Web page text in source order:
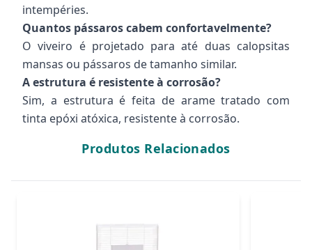
intempéries.
Quantos pássaros cabem confortavelmente?
O viveiro é projetado para até duas calopsitas
mansas ou pássaros de tamanho similar.
A estrutura é resistente à corrosão?
Sim, a estrutura é feita de arame tratado com
tinta epóxi atóxica, resistente à corrosão.
Produtos Relacionados